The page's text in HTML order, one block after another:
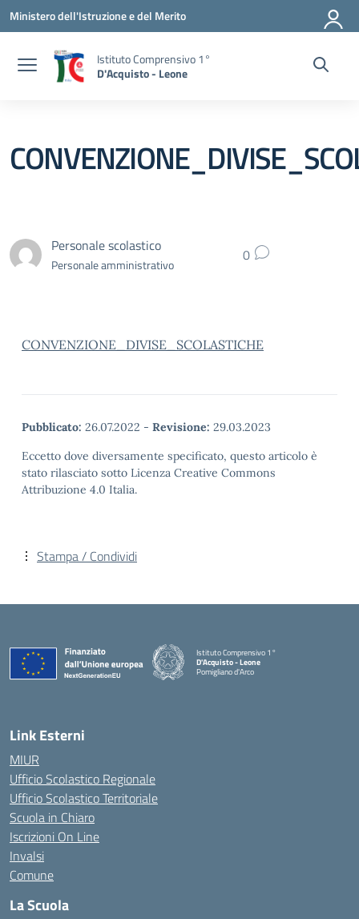
Vai ai contenuti
Vai al menu di navigazione
Vai al footer
Ministero dell'Istruzione e del Merito
Istituto Comprensivo 1°
D'Acquisto - Leone
Personale scolastico
Personale amministrativo 0
CONVENZIONE_DIVISE_SCOLASTICHE
Pubblicato: 26.07.2022 - Revisione: 29.03.2023
Eccetto dove diversamente specificato, questo articolo è
stato rilasciato sotto Licenza Creative Commons
Attribuzione 4.0 Italia.
Stampa / Condividi
Istituto Comprensivo 1°
D'Acquisto - Leone
Pomigliano d'Arco
— Visita la pagina iniziale della scuola
Link Esterni
MIUR
Ufficio Scolastico Regionale
Ufficio Scolastico Territoriale
Scuola in Chiaro
Iscrizioni On Line
Invalsi
Comune
La Scuola